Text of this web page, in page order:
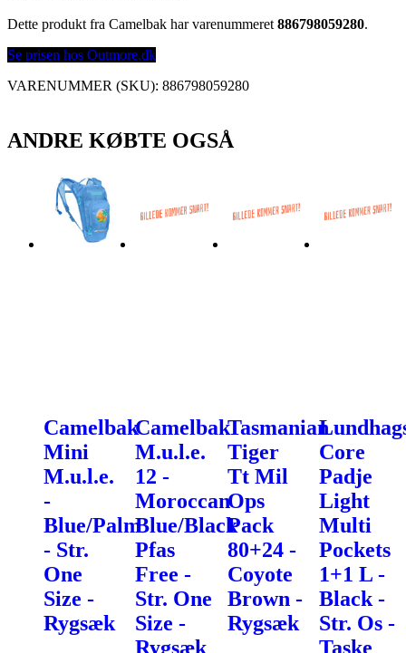
Dette produkt fra Camelbak har varenummeret 886798059280.
Se prisen hos Outmore.dk
VARENUMMER (SKU): 886798059280
ANDRE KØBTE OGSÅ
Camelbak
Mini
M.u.l.e.
-
Blue/Palm
- Str.
One
Size -
Rygsæk
Camelbak
M.u.l.e.
12 -
Moroccan
Blue/Black
Pfas
Free -
Str. One
Size -
Rygsæk
Tasmanian
Tiger
Tt Mil
Ops
Pack
80+24 -
Coyote
Brown -
Rygsæk
Core
Padje
Light
Multi
Pockets
1+1 L -
Black -
Str. Os -
Taske